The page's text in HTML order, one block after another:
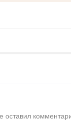
оставил